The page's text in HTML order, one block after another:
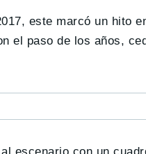
este marcó un hito
el paso de los años,